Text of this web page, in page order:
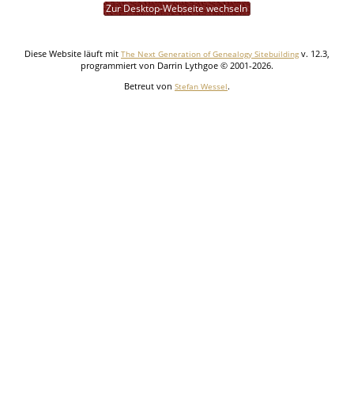
Zur Desktop-Webseite wechseln
Diese Website läuft mit The Next Generation of Genealogy Sitebuilding v. 12.3,
programmiert von Darrin Lythgoe © 2001-2026.
Betreut von Stefan Wessel.